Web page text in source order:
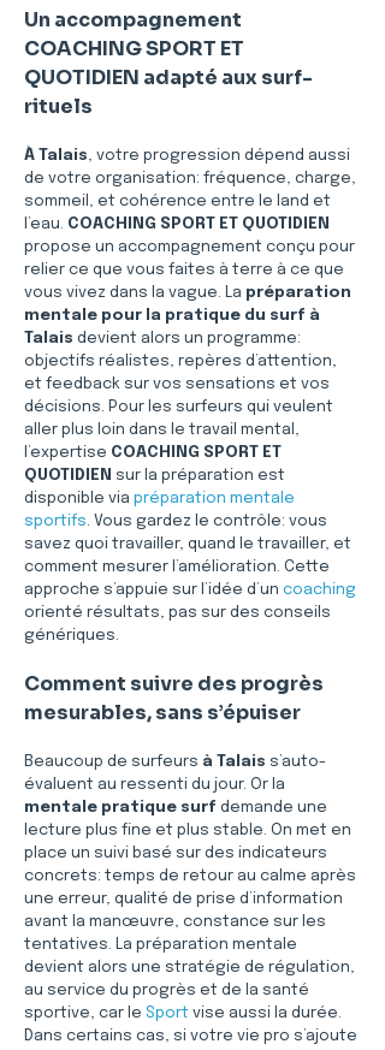
Un accompagnement
COACHING SPORT ET
QUOTIDIEN adapté aux surf-
rituels
À Talais, votre progression dépend aussi
de votre organisation: fréquence, charge,
sommeil, et cohérence entre le land et
l’eau. COACHING SPORT ET QUOTIDIEN
propose un accompagnement conçu pour
relier ce que vous faites à terre à ce que
vous vivez dans la vague. La préparation
mentale pour la pratique du surf à
Talais devient alors un programme:
objectifs réalistes, repères d’attention,
et feedback sur vos sensations et vos
décisions. Pour les surfeurs qui veulent
aller plus loin dans le travail mental,
l’expertise COACHING SPORT ET
QUOTIDIEN sur la préparation est
disponible via préparation mentale
sportifs. Vous gardez le contrôle: vous
savez quoi travailler, quand le travailler, et
comment mesurer l’amélioration. Cette
approche s’appuie sur l’idée d’un coaching
orienté résultats, pas sur des conseils
génériques.
Comment suivre des progrès
mesurables, sans s’épuiser
Beaucoup de surfeurs à Talais s’auto-
évaluent au ressenti du jour. Or la
mentale pratique surf demande une
lecture plus fine et plus stable. On met en
place un suivi basé sur des indicateurs
concrets: temps de retour au calme après
une erreur, qualité de prise d’information
avant la manœuvre, constance sur les
tentatives. La préparation mentale
devient alors une stratégie de régulation,
au service du progrès et de la santé
sportive, car le Sport vise aussi la durée.
Dans certains cas, si votre vie pro s’ajoute